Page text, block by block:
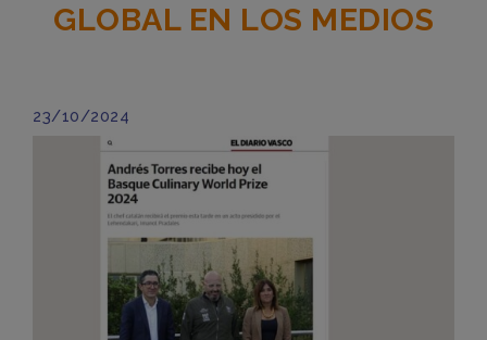
GLOBAL EN LOS MEDIOS
23/10/2024